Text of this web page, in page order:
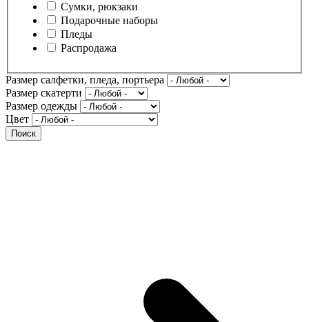
Сумки, рюкзаки
Подарочные наборы
Пледы
Распродажа
Размер салфетки, пледа, портьера
Размер скатерти
Размер одежды
Цвет
Поиск